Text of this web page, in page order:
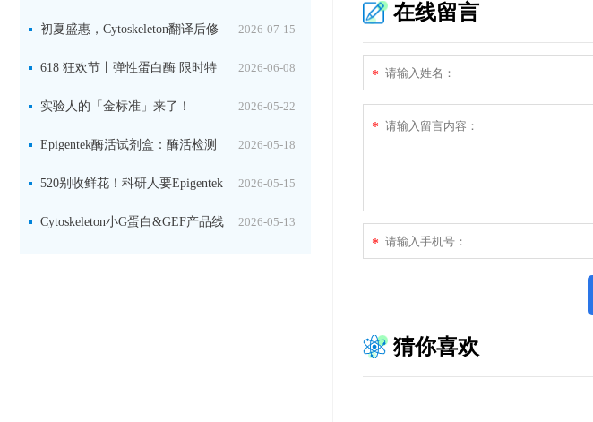
在线留言
*
*
*
猜你喜欢
2026-07-15
初夏盛惠，Cytoskeleton翻译后修
饰（PTM）产品线放价啦！ 2026-06-08
618 狂欢节丨弹性蛋白酶 限时特
惠 2026-05-22
实验人的「金标准」来了！
Jackson 二抗精选限时一口价，手慢无！2026-05-18
Epigentek酶活试剂盒：酶活检测
+抑制剂筛选双赋能，下单即赠京东卡2026-05-15
520别收鲜花！科研人要Epigentek
试剂盒+京东卡！ 2026-05-13
Cytoskeleton小G蛋白&GEF产品线